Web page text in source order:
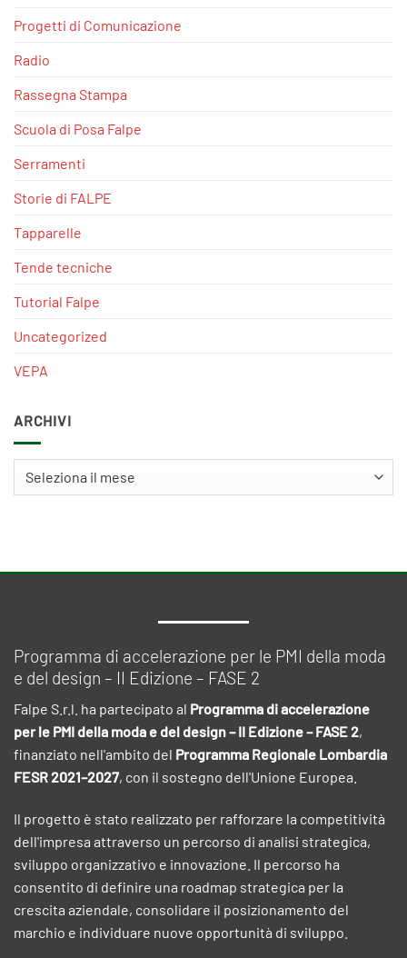
Progetti di Comunicazione
Radio
Rassegna Stampa
Scuola di Posa Falpe
Serramenti
Storie di FALPE
Tapparelle
Tende tecniche
Tutorial Falpe
Uncategorized
VEPA
ARCHIVI
Programma di accelerazione per le PMI della moda
e del design – II Edizione – FASE 2
Falpe S.r.l. ha partecipato al Programma di accelerazione
per le PMI della moda e del design – II Edizione – FASE 2,
finanziato nell'ambito del Programma Regionale Lombardia
FESR 2021–2027, con il sostegno dell'Unione Europea.
Il progetto è stato realizzato per rafforzare la competitività
dell'impresa attraverso un percorso di analisi strategica,
sviluppo organizzativo e innovazione. Il percorso ha
consentito di definire una roadmap strategica per la
crescita aziendale, consolidare il posizionamento del
marchio e individuare nuove opportunità di sviluppo.